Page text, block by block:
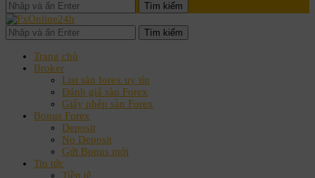
Tìm kiếm
Tìm kiếm
Trang chủ
Broker
List sàn forex uy tín
Đánh giá sàn Forex
Giấy phép sàn Forex
Bonus Forex
Deposit
No Deposit
Gửi Bonus mới
Tin tức
Tiền tệ